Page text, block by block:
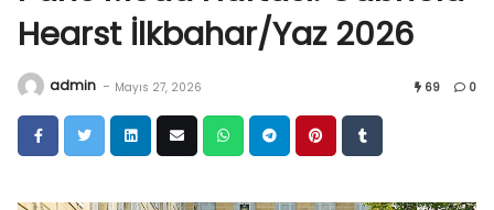
Hearst İlkbahar/Yaz 2026
admin - Mayıs 27, 2026 69 0